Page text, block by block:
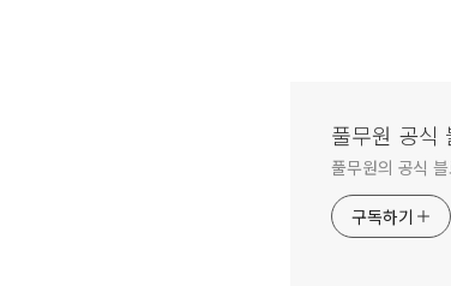
풀무원 공식
풀무원의 공식
구독하기